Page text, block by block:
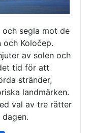
segla mot de
Koločep.
av solen och
tid för att
stränder,
landmärken.
val av tre rätter